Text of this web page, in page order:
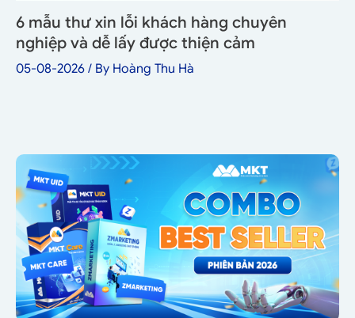
6 mẫu thư xin lỗi khách hàng chuyên
nghiệp và dễ lấy được thiện cảm
05-08-2026 / By Hoàng Thu Hà